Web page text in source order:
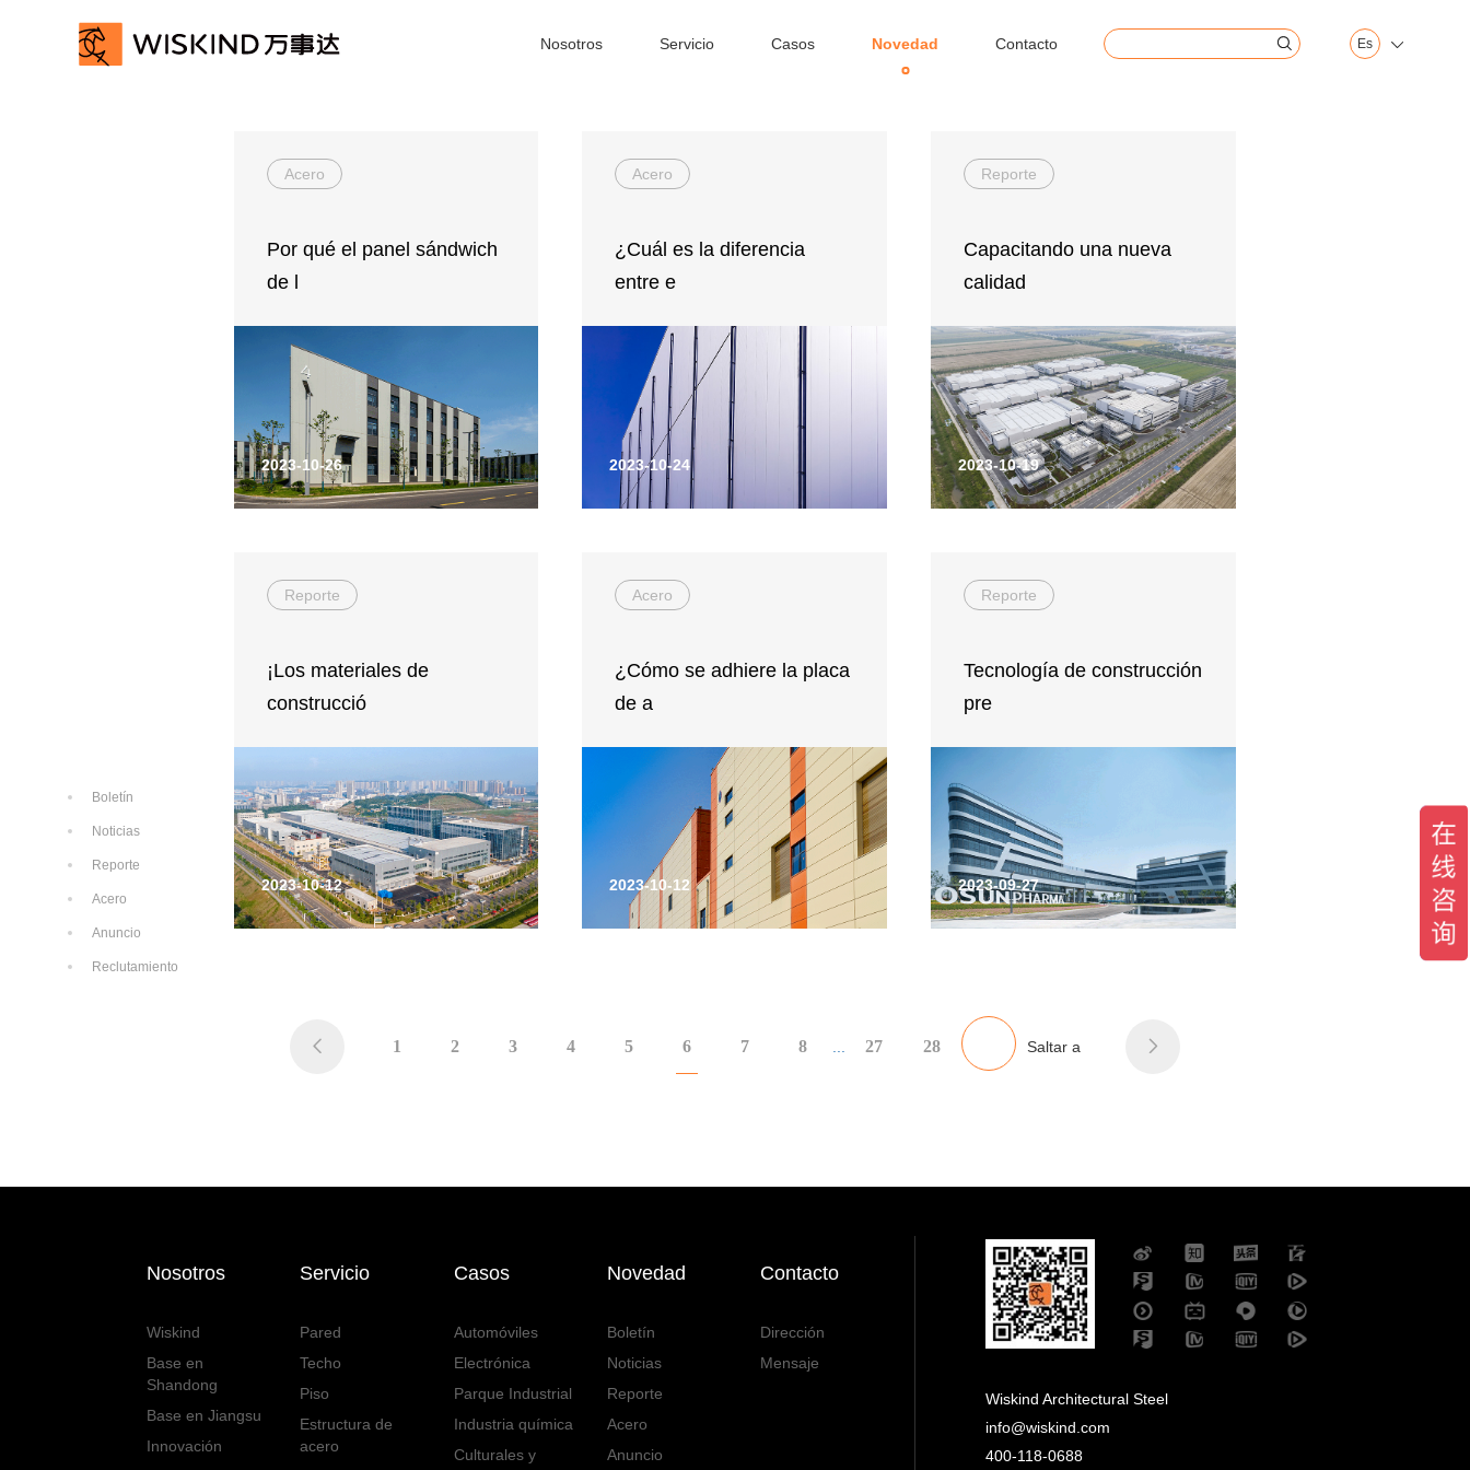
Nosotros Servicio Casos Novedad Contacto  Es 
Boletín
Noticias
Reporte
Acero
Anuncio
Reclutamiento
2023-10-26
Acero
Por qué el panel sándwich
de l
2023-10-24
Acero
¿Cuál es la diferencia
entre e
2023-10-19
Reporte
Capacitando una nueva
calidad
2023-10-12
Reporte
¡Los materiales de
construcció
2023-10-12
Acero
¿Cómo se adhiere la placa
de a
2023-09-27
Reporte
Tecnología de construcción
pre
 1 2 3 4 5 6 7 8 ... 27 28 Saltar a 
Nosotros
Wiskind
Base en
Shandong
Base en Jiangsu
Innovación
Servicio
Pared
Techo
Piso
Estructura de
acero
Casos
Automóviles
Electrónica
Parque Industrial
Industria química
Culturales y
Novedad
Boletín
Noticias
Reporte
Acero
Anuncio
Contacto
Dirección
Mensaje
Wiskind Architectural Steel
info@wiskind.com
400-118-0688